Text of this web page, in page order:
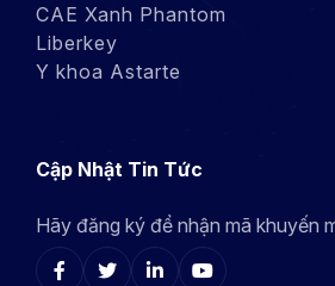
CAE Xanh Phantom
Liberkey
Y khoa Astarte
Cập Nhật Tin Tức
Hãy đăng ký để nhận mã khuyến